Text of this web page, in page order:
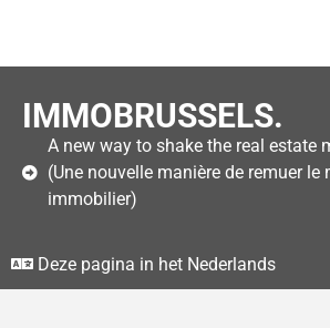
IMMOBRUSSELS.
A new way to shake the real estate
(Une nouvelle manière de remuer le
immobilier)
Deze pagina in het Nederlands